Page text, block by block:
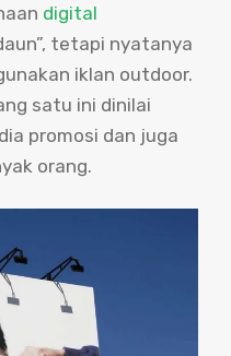
digital
tetapi nyatanya
iklan outdoor.
satu ini dinilai
promosi dan juga
orang.